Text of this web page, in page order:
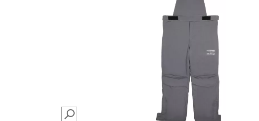
SEARCH